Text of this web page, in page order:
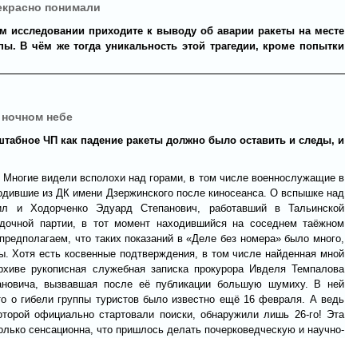
понимали
исследовании приходите к выводу об аварии ракеты на месте
В чём же тогда уникальность этой трагедии, кроме попытки
небе
ЧП как падение ракеты должно было оставить и следы, и
видели всполохи над горами, в том числе военнослужащие в
из ДК имени Дзержинского после киносеанса. О вспышке над
и Ходорченко Эдуард Степанович, работавший в Тальинской
партии, в тот момент находившийся на соседнем таёжном
что таких показаний в «Деле без номера» было много,
Хотя есть косвенные подтверждения, в том числе найденная мной
рукописная служебная записка прокурора Ивделя Темпалова
вызвавшая после её публикации большую шумиху. В ней
о гибели группы туристов было известно ещё 16 февраля. А ведь
официально стартовали поиски, обнаружили лишь 26-го! Эта
сенсационна, что пришлось делать почерковедческую и научно-